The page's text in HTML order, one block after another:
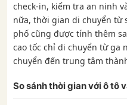
check-in, kiểm tra an ninh
nữa, thời gian di chuyển từ
phố cũng được tính thêm
cao tốc chỉ di chuyển từ ga
chuyển đến trung tâm
So sánh thời gian với ô tô